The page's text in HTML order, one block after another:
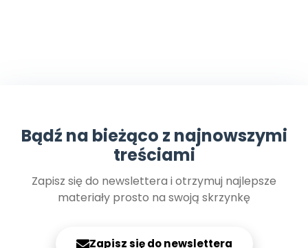
Bądź na bieżąco z najnowszymi
treściami
Zapisz się do newslettera i otrzymuj najlepsze
materiały prosto na swoją skrzynkę
Zapisz się do newslettera